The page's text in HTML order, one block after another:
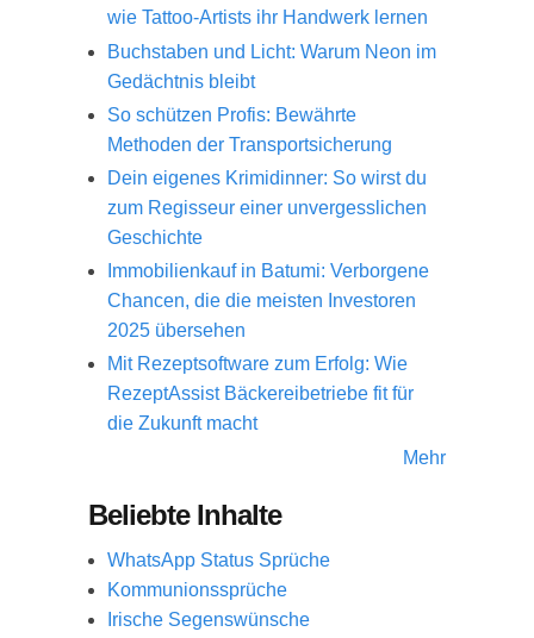
wie Tattoo-Artists ihr Handwerk lernen
Buchstaben und Licht: Warum Neon im
Gedächtnis bleibt
So schützen Profis: Bewährte
Methoden der Transportsicherung
Dein eigenes Krimidinner: So wirst du
zum Regisseur einer unvergesslichen
Geschichte
Immobilienkauf in Batumi: Verborgene
Chancen, die die meisten Investoren
2025 übersehen
Mit Rezeptsoftware zum Erfolg: Wie
RezeptAssist Bäckereibetriebe fit für
die Zukunft macht
Mehr
Beliebte Inhalte
WhatsApp Status Sprüche
Kommunionssprüche
Irische Segenswünsche